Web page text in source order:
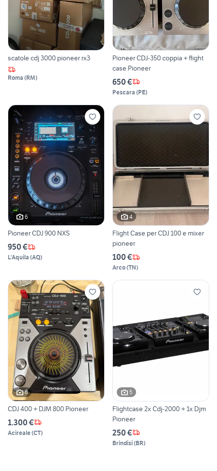
scatole cdj 3000 pioneer rx3
Roma (RM)
Pioneer CDJ-350 coppia + flight
case Pioneer
650 €
Pescara (PE)
6
Pioneer CDJ 900 NXS
950 €
L'Aquila (AQ)
4
Flight Case per CDJ 100 e mixer
pioneer
100 €
Arco(TN)
6
CDJ 400 + DJM 800 Pioneer
1.300 €
Acireale(CT)
5
Flightcase 2x Cdj-2000 + 1x Djm
Pioneer
250 €
Brindisi(BR)